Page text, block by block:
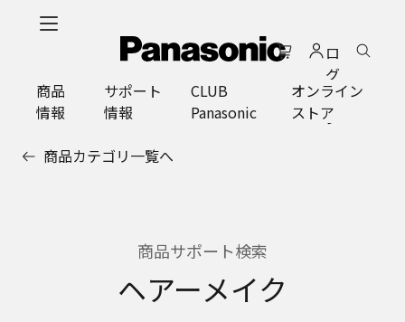
ロ
グ
イ
ン
商品
情報
サポート
情報
CLUB
Panasonic
オンライン
ストア
商品カテゴリ一覧へ
商品サポート検索
ヘアーメイク